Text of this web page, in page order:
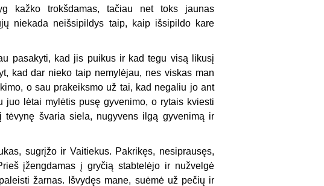
kažko trokšdamas, tačiau net toks jaunas
niekada neišsipildys taip, kaip išsipildo kare
pasakyti, kad jis puikus ir kad tegu visą likusį
kad dar nieko taip nemylėjau, nes viskas man
o sau prakeiksmo už tai, kad negaliu jo ant
lėtai mylėtis pusę gyvenimo, o rytais kviesti
švaria siela, nugyvens ilgą gyvenimą ir
sugrįžo ir Vaitiekus. Pakrikęs, nesiprausęs,
įžengdamas į gryčią stabtelėjo ir nužvelgė
žarnas. Išvydęs mane, suėmė už pečių ir